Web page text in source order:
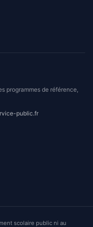
programmes de référence,
public.fr
scolaire public ni au